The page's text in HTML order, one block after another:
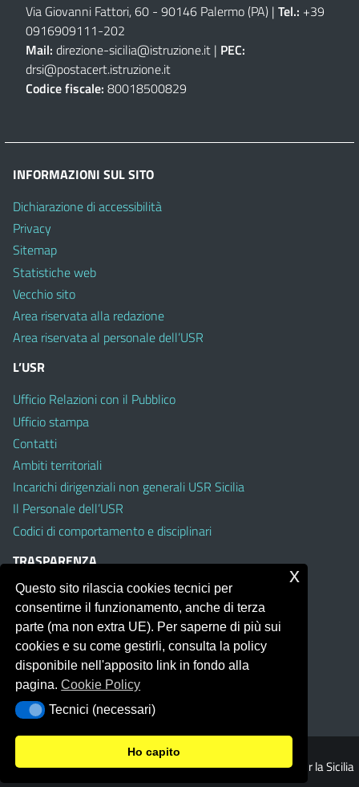
Via Giovanni Fattori, 60 - 90146 Palermo (PA) | Tel.: +39
0916909111-202
Mail: direzione-sicilia@istruzione.it | PEC:
drsi@postacert.istruzione.it
Codice fiscale: 80018500829
INFORMAZIONI SUL SITO
Dichiarazione di accessibilità
Privacy
Sitemap
Statistiche web
Vecchio sito
Area riservata alla redazione
Area riservata al personale dell’USR
L’USR
Ufficio Relazioni con il Pubblico
Ufficio stampa
Contatti
Ambiti territoriali
Incarichi dirigenziali non generali USR Sicilia
Il Personale dell’USR
Codici di comportamento e disciplinari
TRASPARENZA
Albo on line
Amministrazione Trasparente
Pubblici proclami
PTPCT per le Istituzioni scolastiche della Sicilia
Whistleblowing
Obiettivi di Accessibilità
© 2026 Ufficio Scolastico Regionale per la Sicilia
Questo sito rilascia cookies tecnici per
consentirne il funzionamento, anche di terza
parte (ma non extra UE). Per saperne di più sui
cookies e su come gestirli, consulta la policy
disponibile nell'apposito link in fondo alla
pagina.Cookie Policy
Tecnici (necessari)
Tecnici (necessari)
Ho capito
x